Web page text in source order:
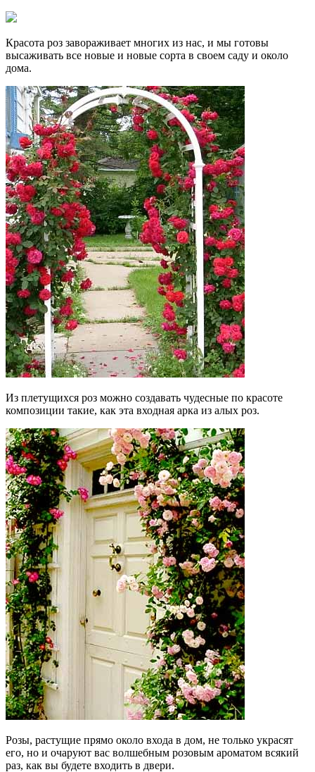
Красота роз завораживает многих из нас, и мы готовы
высаживать все новые и новые сорта в своем саду и около
дома.
Из плетущихся роз можно создавать чудесные по красоте
композиции такие, как эта входная арка из алых роз.
Розы, растущие прямо около входа в дом, не только украсят
его, но и очаруют вас волшебным розовым ароматом всякий
раз, как вы будете входить в двери.